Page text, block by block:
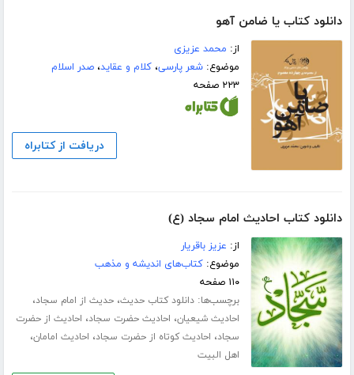
دانلود کتاب یا ضامن آهو
از: محمد عزیزی
موضوع:شعر پارسی،کلام و عقاید،صدر اسلام
۲۲۳ صفحه
دریافت از کتابراه
دانلود کتاب احادیث امام سجاد (ع)
از: عزیز باقریار
موضوع:کتاب‌های اندیشه و مذهب
۱۱۰ صفحه
برچسب‌ها:دانلود کتاب حدیث،حدیث از امام سجاد،
احادیث شیعیان، احادیث حضرت سجاد، احادیث از حضرت
سجاد، احادیث کوتاه از حضرت سجاد، احادیث امامان،
اهل البیت